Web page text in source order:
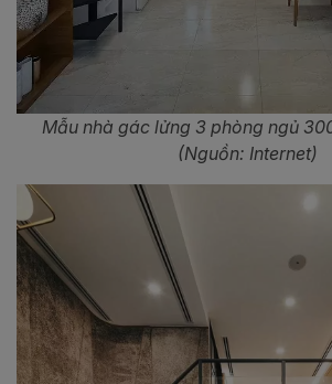
Mẫu nhà gác lửng 3 phòng ngủ
(Nguồn: Internet)